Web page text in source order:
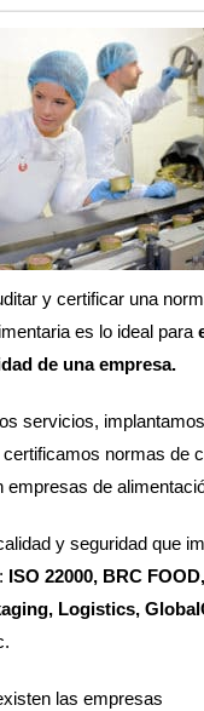
y certificar una
es lo ideal para
de una empresa.
servicios,
normas de
empresas de
y seguridad que
ISO 22000, BRC
Logistics,
las empresas